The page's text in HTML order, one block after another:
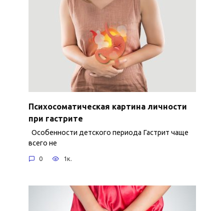
Психосоматическая картина личности
при гастрите
Особенности детского периода Гастрит чаще
всего не
0 1к.